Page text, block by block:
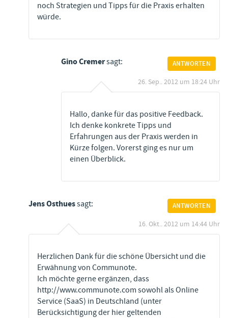
noch Strategien und Tipps für die Praxis erhalten
würde.
Gino Cremersagt:
26. Sep.. 2012 um 18:24 Uhr
Hallo, danke für das positive Feedback.
Ich denke konkrete Tipps und
Erfahrungen aus der Praxis werden in
Kürze folgen. Vorerst ging es nur um
einen Überblick.
ANTWORTEN
Jens Osthuessagt:
16. Okt.. 2012 um 14:44 Uhr
Herzlichen Dank für die schöne Übersicht und die
Erwähnung von Communote.
Ich möchte gerne ergänzen, dass
http://www.communote.com sowohl als Online
Service (SaaS) in Deutschland (unter
Berücksichtigung der hier geltenden
ANTWORTEN